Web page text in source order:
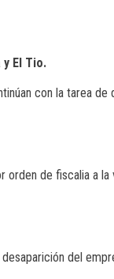
y El Tio.
con la tarea
de fiscalia a
del